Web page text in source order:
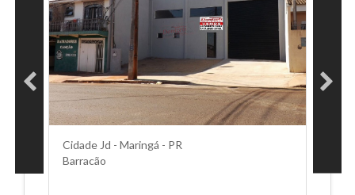
Cidade Jd - Maringá - PR
Barracão